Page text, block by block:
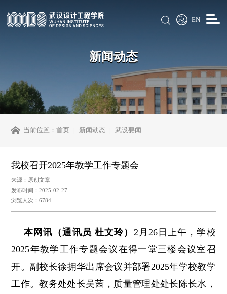
EN
新闻动态
当前位置：首页 新闻动态 武设要闻
我校召开2025年教学工作专题会
来源：原创文章
发布时间：2025-02-27
浏览人次：6784
本网讯（通讯员 杜文玲） 2月26日上午，学校
2025年教学工作专题会议在得一堂三楼会议室召
开。副校长徐拥华出席会议并部署2025年学校教学
工作。教务处处长吴茜，质量管理处处长陈长水，